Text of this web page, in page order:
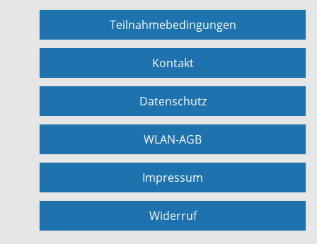
Teilnahmebedingungen
Kontakt
Datenschutz
WLAN-AGB
Impressum
Widerruf